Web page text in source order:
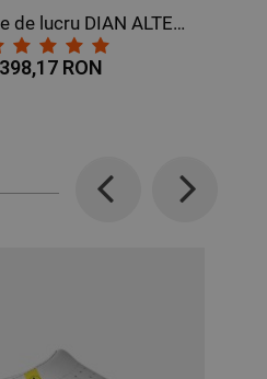
340,67 RON
Previous Next